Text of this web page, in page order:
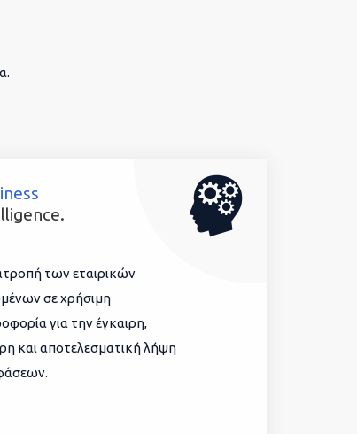
των εταιρικών
σε χρήσιμη
για την έγκαιρη,
και αποτελεσματική λήψη